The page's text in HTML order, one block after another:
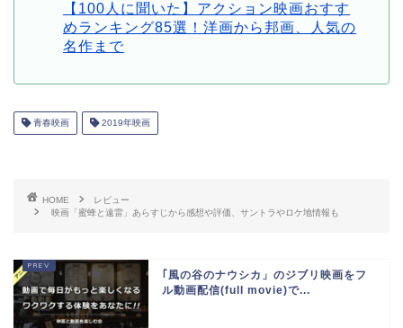
【100人に聞いた】アクション映画おすす
めランキング85選！洋画から邦画、人気の
名作まで
青春映画 2019年映画
HOME
レビュー
映画「蜜蜂と遠雷」あらすじから感想や評価、サントラやロケ地情報も
｢風の谷のナウシカ」のジブリ映画をフ
ル動画配信(full movie)で...